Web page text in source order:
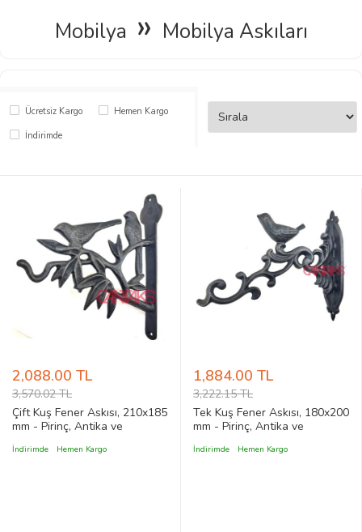
Mobilya » Mobilya Askıları
Ücretsiz Kargo
Hemen Kargo
İndirimde
2,088.00 TL
3,570.02 TL
Çift Kuş Fener Askısı, 210x185
mm - Pirinç, Antika ve
İndirimde Hemen Kargo
1,884.00 TL
3,222.15 TL
Tek Kuş Fener Askısı, 180x200
mm - Pirinç, Antika ve
İndirimde Hemen Kargo